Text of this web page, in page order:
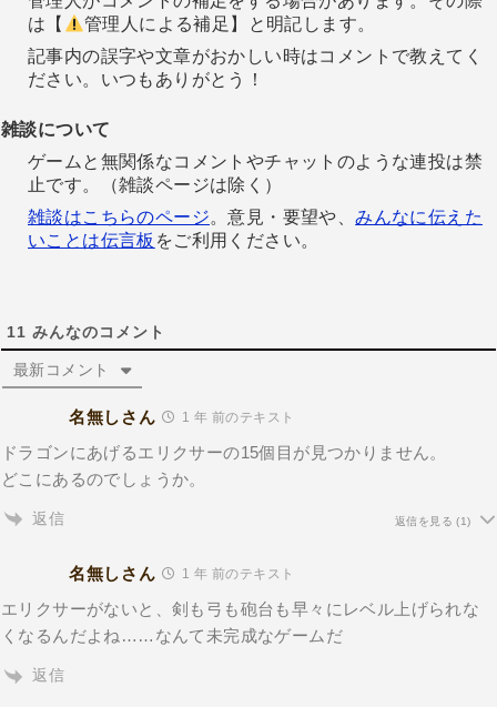
は【
管理人による補足】と明記します。
記事内の誤字や文章がおかしい時はコメントで教えてく
ださい。いつもありがとう！
雑談について
ゲームと無関係なコメントやチャットのような連投は禁
止です。（雑談ページは除く）
雑談はこちらのページ。意見・要望や、みんなに伝えた
いことは伝言板 をご利用ください。
11 みんなのコメント
最新コメント
名無しさん 1 年 前のテキスト
ドラゴンにあげるエリクサーの15個目が見つかりません。
どこにあるのでしょうか。
返信 返信を見る (1)
名無しさん 1 年 前のテキスト
エリクサーがないと、剣も弓も砲台も早々にレベル上げられな
くなるんだよね ……なんて未完成なゲームだ
返信